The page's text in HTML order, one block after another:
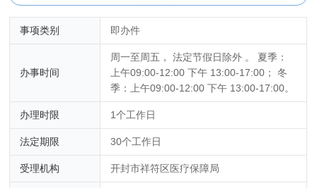
事项类别 即办件
办事时间
周一至周五， 法定节假日除外 。 夏季：
上午09:00-12:00 下午 13:00-17:00； 冬
季：上午09:00-12:00 下午 13:00-17:00。
办理时限 1个工作日
法定期限 30个工作日
受理机构 开封市祥符区医疗保障局